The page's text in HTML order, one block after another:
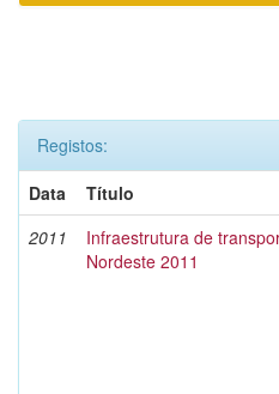
Registos:
Data
Título
2011
Infraestrutura de
Nordeste 2011